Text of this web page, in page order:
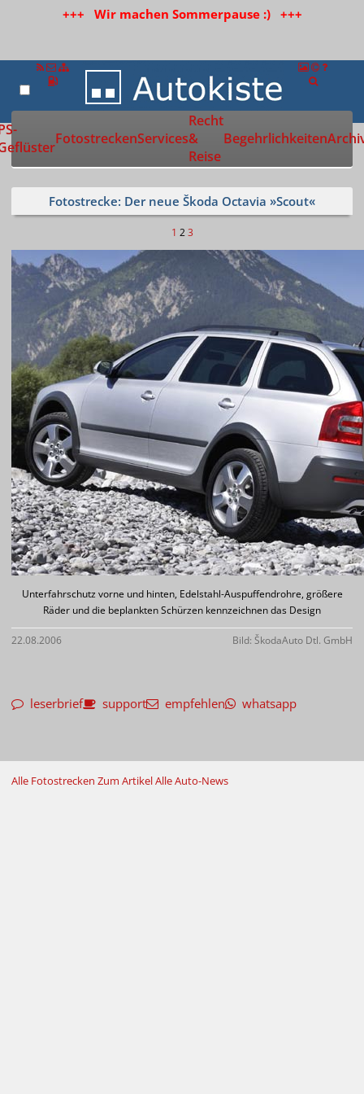
+++ Wir machen Sommerpause :) +++
Zur Startseite
FotostreckenServices
Recht
&
Reise
Begehrlichkeiten
Fotostrecke: Der neue Škoda Octavia »Scout«
1 2 3
Unterfahrschutz vorne und hinten, Edelstahl-Auspuffendrohre, größere
Räder und die beplankten Schürzen kennzeichnen das Design
22.08.2006 Bild: ŠkodaAuto Dtl. GmbH
leserbrief support empfehlen whatsapp
Alle Fotostrecken Zum ArtikelAlle Auto-News